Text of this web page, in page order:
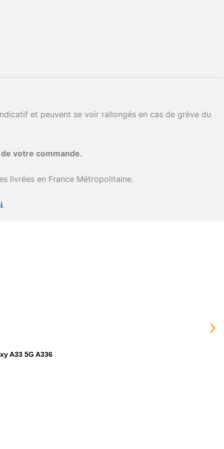
et peuvent se voir rallongés en cas de grève du
votre commande.
livrées en France Métropolitaine.
.
A33 5G A336